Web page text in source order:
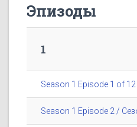
Эпизоды
1
Season 1 Episode 1 of
Season 1 Episode 2 /